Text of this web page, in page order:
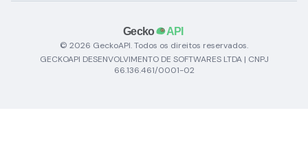
© 2026 GeckoAPI. Todos os direitos reservados.
GECKOAPI DESENVOLVIMENTO DE SOFTWARES LTDA | CNPJ
66.136.461/0001-02